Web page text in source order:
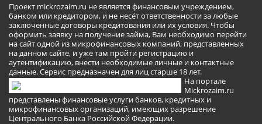
Проект mickrozaim.ru не является финансовым учреждением,
банком или кредитором, и не несёт ответственности за любые
заключенные договоры кредитования или их условия. Чтобы
оформить заявку на получение займа, Вам необходимо перейти
на сайт одной из микрофинансовых компаний, представленных
на данном сайте, и уже там пройти регистрацию и
аутентификацию, внести необходимые личные и контактные
данные. Сервис предназначен для лиц старше 18 лет.
На портале
Mickrozaim.ru
представлены финансовые услуги банков, кредитных и
микрофинансовых организаций, имеющих разрешение
Центрального Банка Российской Федерации.